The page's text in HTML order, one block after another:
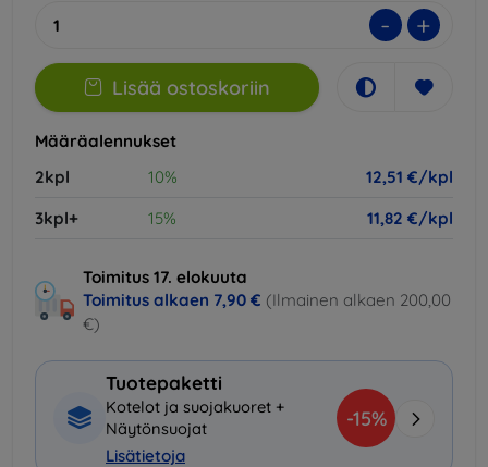
- +
Lisää ostoskoriin
Määräalennukset
2kpl
10%
12,51 €/kpl
3kpl+
15% 11,82 €/kpl
Toimitus 17. elokuuta
Toimitus alkaen 7,90 € (Ilmainen alkaen 200,00
€)
Tuotepaketti
Kotelot ja suojakuoret +
Näytönsuojat
Lisätietoja
-15%